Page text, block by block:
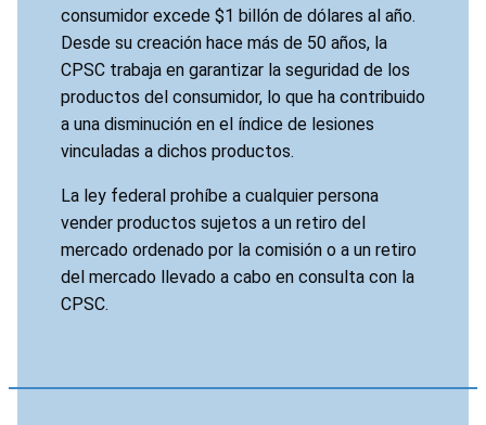
consumidor excede $1 billón de dólares al año.
Desde su creación hace más de 50 años, la
CPSC trabaja en garantizar la seguridad de los
productos del consumidor, lo que ha contribuido
a una disminución en el índice de lesiones
vinculadas a dichos productos.
La ley federal prohíbe a cualquier persona
vender productos sujetos a un retiro del
mercado ordenado por la comisión o a un retiro
del mercado llevado a cabo en consulta con la
CPSC.